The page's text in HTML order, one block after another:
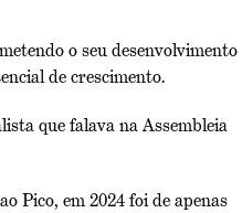
o seu desenvolvimento
de crescimento.
que falava na Assembleia
Pico, em 2024 foi de apenas